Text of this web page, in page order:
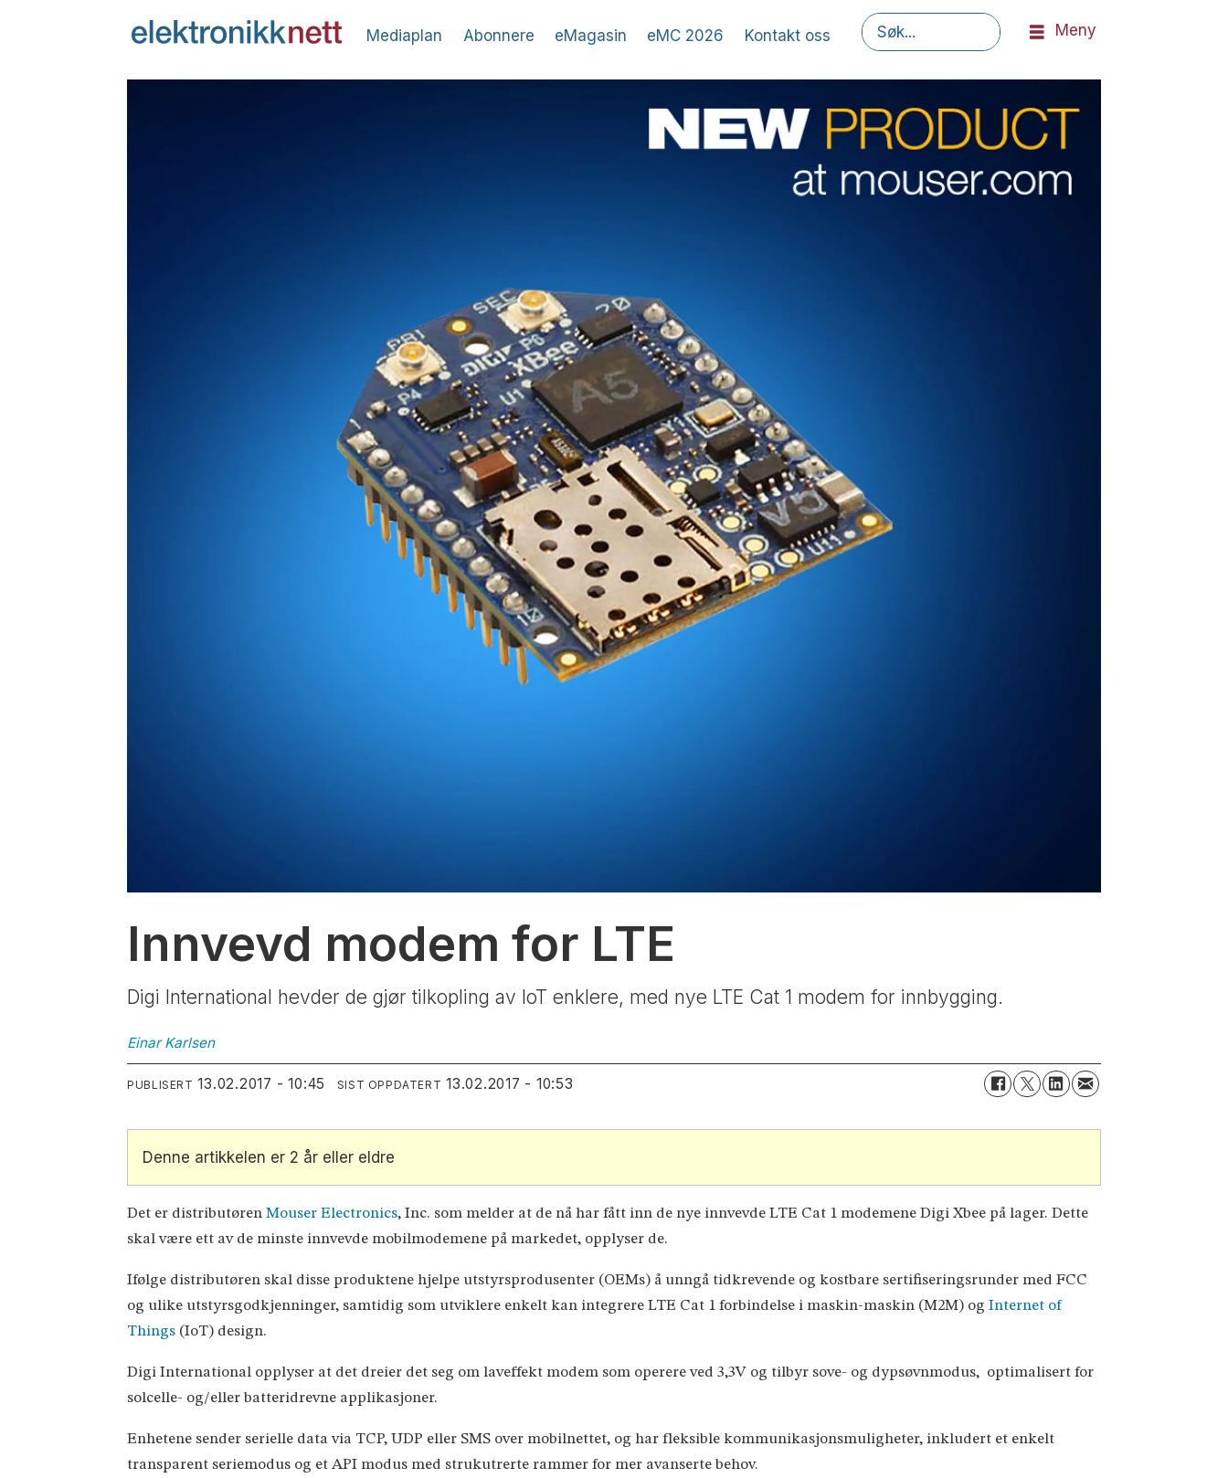
Mediaplan Abonnere eMagasin eMC 2026 Kontakt oss Søk
Meny
Innvevd modem for LTE
Digi International hevder de gjør tilkopling av IoT enklere, med nye LTE Cat 1 modem for innbygging.
Einar Karlsen
PUBLISERT 13.02.2017 - 10:45 SIST OPPDATERT 13.02.2017 - 10:53
Denne artikkelen er 2 år eller eldre
Det er distributørenMouser Electronics, Inc. som melder at de nå har fått inn de nye innvevde LTE Cat 1 modemene Digi Xbee på lager. Dette
skal være ett av de minste innvevde mobilmodemene på markedet, opplyser de.
Ifølge distributøren skal disse produktene hjelpe utstyrsprodusenter (OEMs) å unngå tidkrevende og kostbare sertifiseringsrunder med FCC
og ulike utstyrsgodkjenninger, samtidig som utviklere enkelt kan integrere LTE Cat 1 forbindelse i maskin-maskin (M2M) ogInternet of
Things (IoT) design.
Digi International opplyser at det dreier det seg om laveffekt modem som operere ved 3,3V og tilbyr sove- og dypsøvnmodus, optimalisert for
solcelle- og/eller batteridrevne applikasjoner.
Enhetene sender serielle data via TCP, UDP eller SMS over mobilnettet, og har fleksible kommunikasjonsmuligheter, inkludert et enkelt
transparent seriemodus og et API modus med strukutrerte rammer for mer avanserte behov.